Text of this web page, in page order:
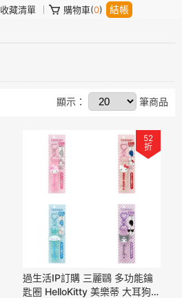
收藏清單 購物車(0) 結帳
顯示： 筆商品
52
折
過生活IP訂購 三麗鷗 多功能鑰
匙圈 HelloKitty 美樂蒂 大耳狗